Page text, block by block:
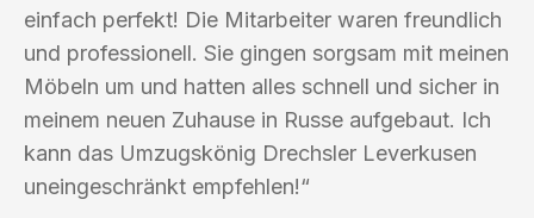
einfach perfekt! Die Mitarbeiter waren freundlich
und professionell. Sie gingen sorgsam mit meinen
Möbeln um und hatten alles schnell und sicher in
meinem neuen Zuhause in Russe aufgebaut. Ich
kann das Umzugskönig Drechsler Leverkusen
uneingeschränkt empfehlen!“